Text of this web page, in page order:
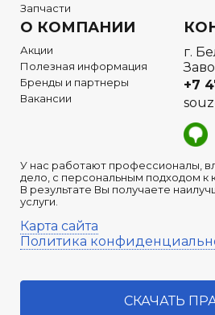
Запчасти
О КОМПАНИИ
Акции
Полезная информация
Бренды и партнеры
Вакансии
У нас работают профессионалы,
дело, с персональным подходом к
В результате Вы получаете
услуги.
Карта сайта
Политика
г.
+7
СКАЧАТЬ